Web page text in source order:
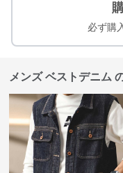
必ず購
メンズ ベストデニム